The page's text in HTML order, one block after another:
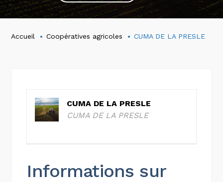
Accueil Coopératives agricoles CUMA DE LA PRESLE
CUMA DE LA PRESLE
CUMA DE LA PRESLE
Informations sur